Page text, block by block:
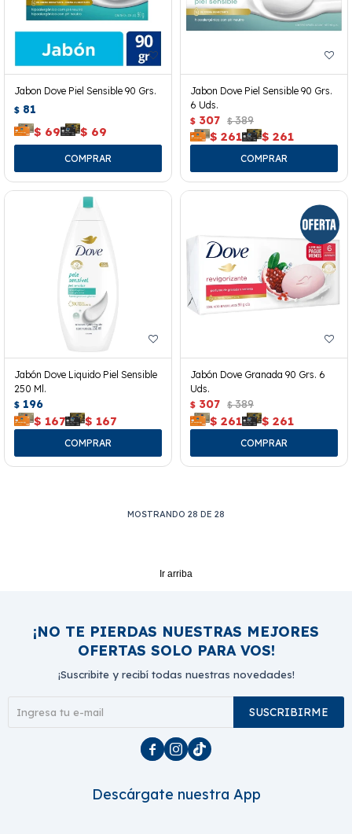
Jabon Dove Piel Sensible 90 Grs.
$ 81
$ 69 $ 69
Jabon Dove Piel Sensible 90 Grs.
6 Uds.
$ 307 $ 389
$ 261 $ 261
Jabón Dove Liquido Piel Sensible
250 Ml.
$ 196
$ 167 $ 167
Jabón Dove Granada 90 Grs. 6
Uds.
$ 307 $ 389
$ 261 $ 261
MOSTRANDO 28 DE 28
Ir arriba
¡NO TE PIERDAS NUESTRAS MEJORES
OFERTAS SOLO PARA VOS!
¡Suscribite y recibí todas nuestras novedades!
SUSCRIBIRME
  
Descárgate nuestra App